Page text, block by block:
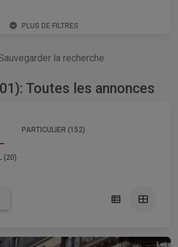
PLUS DE FILTRES
la recherche
Toutes les annonces
PARTICULIER (152)
(20)